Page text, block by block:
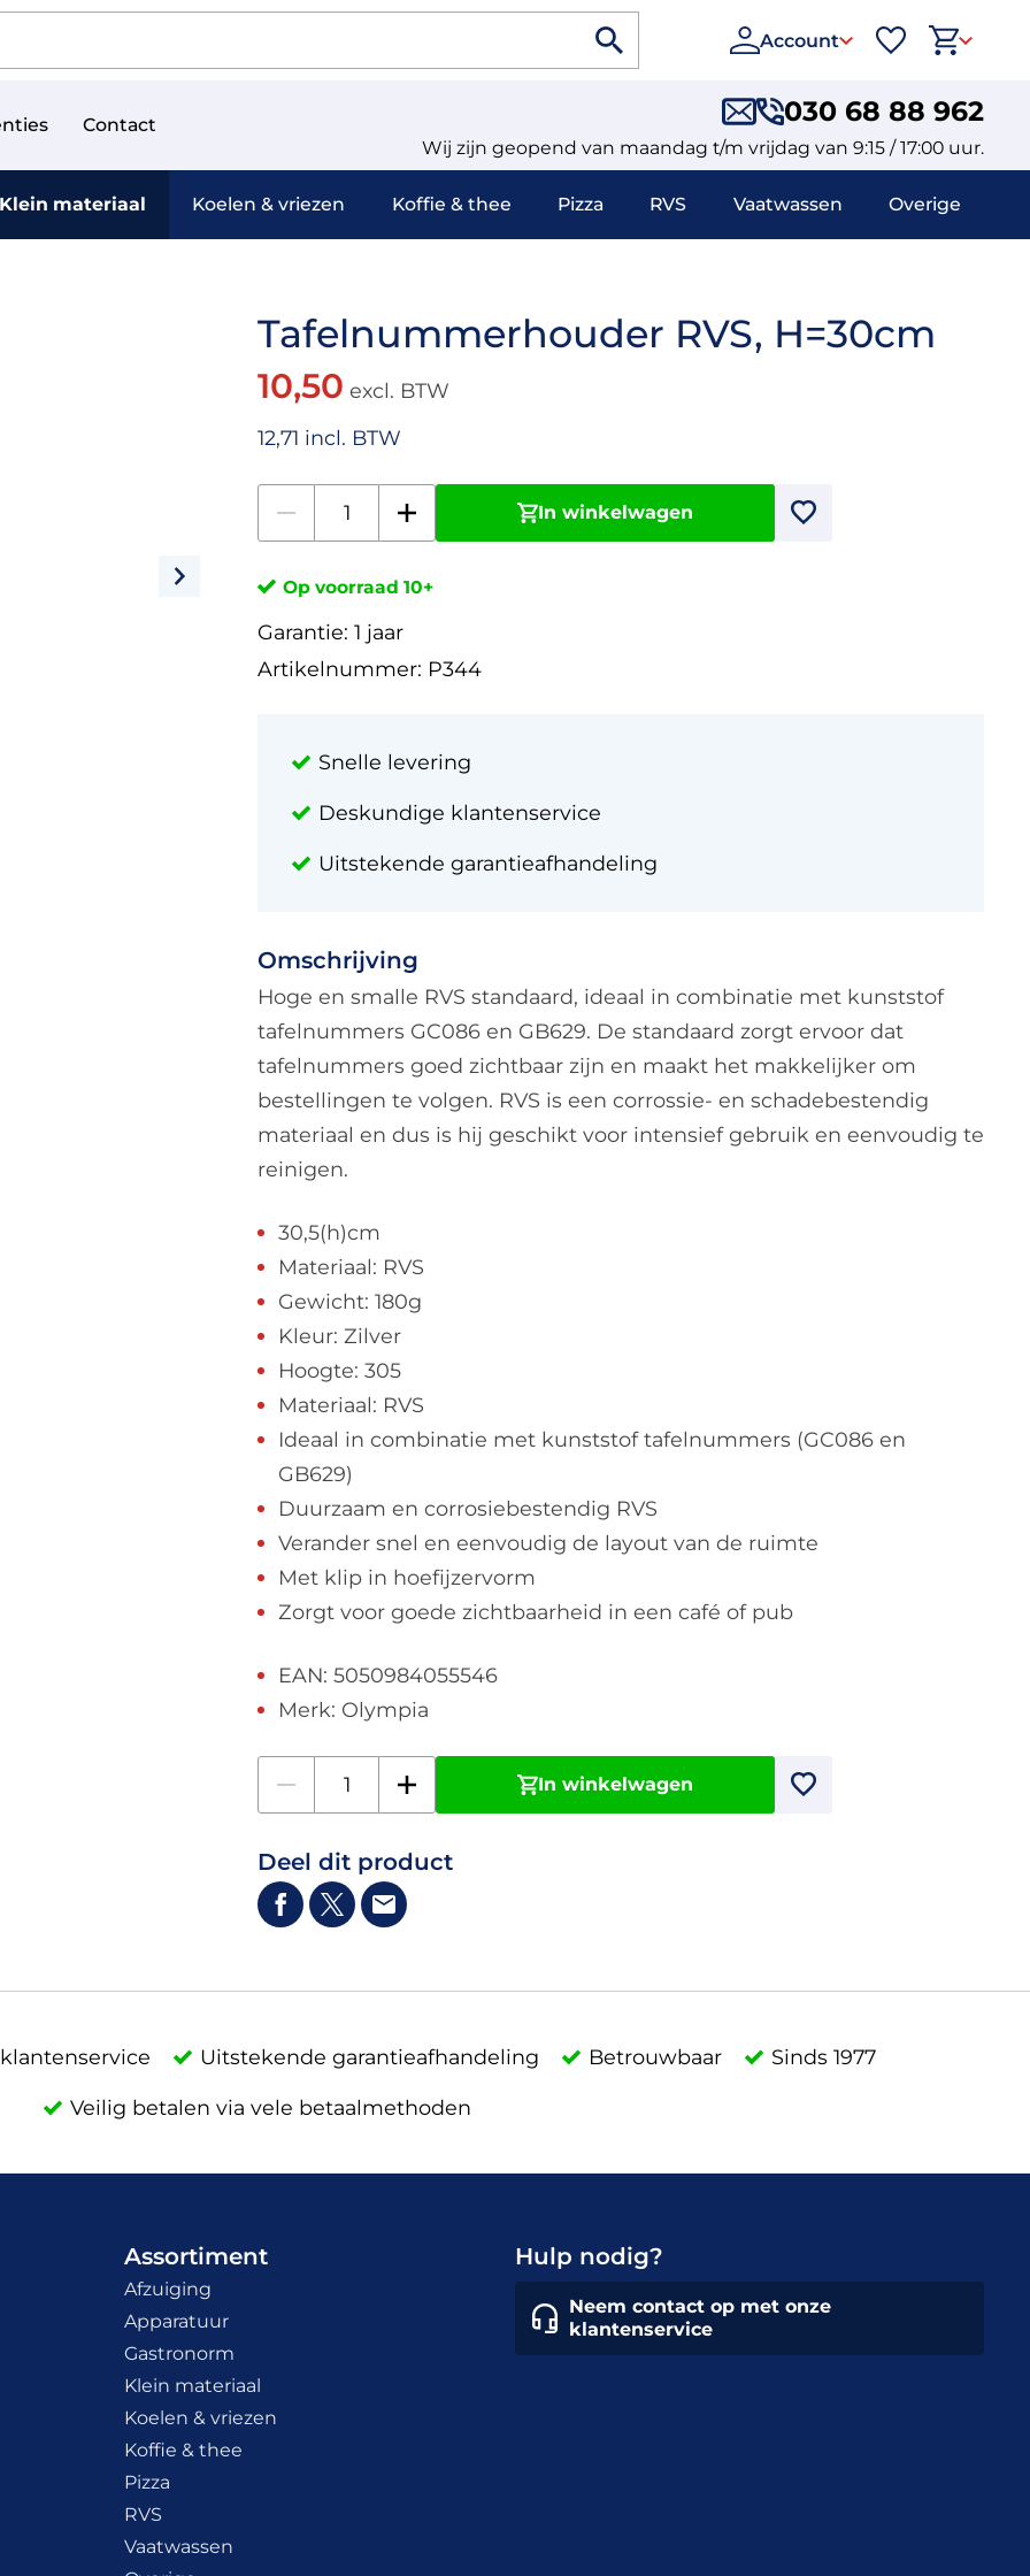
Account
Contact 030 68 88 962
Wij zijn geopend van maandag t/m vrijdag van 9:15 / 17:00 uur.
Klein materiaal Koelen & vriezen Koffie & thee Pizza RVS Vaatwassen Overige
Tafelnummerhouder RVS, H=30cm
10,50 excl. BTW
12,71 incl. BTW
In winkelwagen
Op voorraad 10+
Garantie: 1 jaar
Artikelnummer: P344
Snelle levering
Deskundige klantenservice
Uitstekende garantieafhandeling
Omschrijving
Hoge en smalle RVS standaard, ideaal in combinatie met kunststof
tafelnummers GC086 en GB629. De standaard zorgt ervoor dat
tafelnummers goed zichtbaar zijn en maakt het makkelijker om
bestellingen te volgen. RVS is een corrossie- en schadebestendig
materiaal en dus is hij geschikt voor intensief gebruik en eenvoudig te
reinigen.
30,5(h)cm
Materiaal: RVS
Gewicht: 180g
Kleur: Zilver
Hoogte: 305
Materiaal: RVS
Ideaal in combinatie met kunststof tafelnummers (GC086 en
GB629)
Duurzaam en corrosiebestendig RVS
Verander snel en eenvoudig de layout van de ruimte
Met klip in hoefijzervorm
Zorgt voor goede zichtbaarheid in een café of pub
EAN: 5050984055546
Merk: Olympia
In winkelwagen
Deel dit product
Uitstekende garantieafhandeling Betrouwbaar Sinds 1977
Veilig betalen via vele betaalmethoden
Assortiment
Afzuiging
Apparatuur
Gastronorm
Klein materiaal
Koelen & vriezen
Koffie & thee
Pizza
RVS
Vaatwassen
Hulp nodig?
Neem contact op met onze
klantenservice